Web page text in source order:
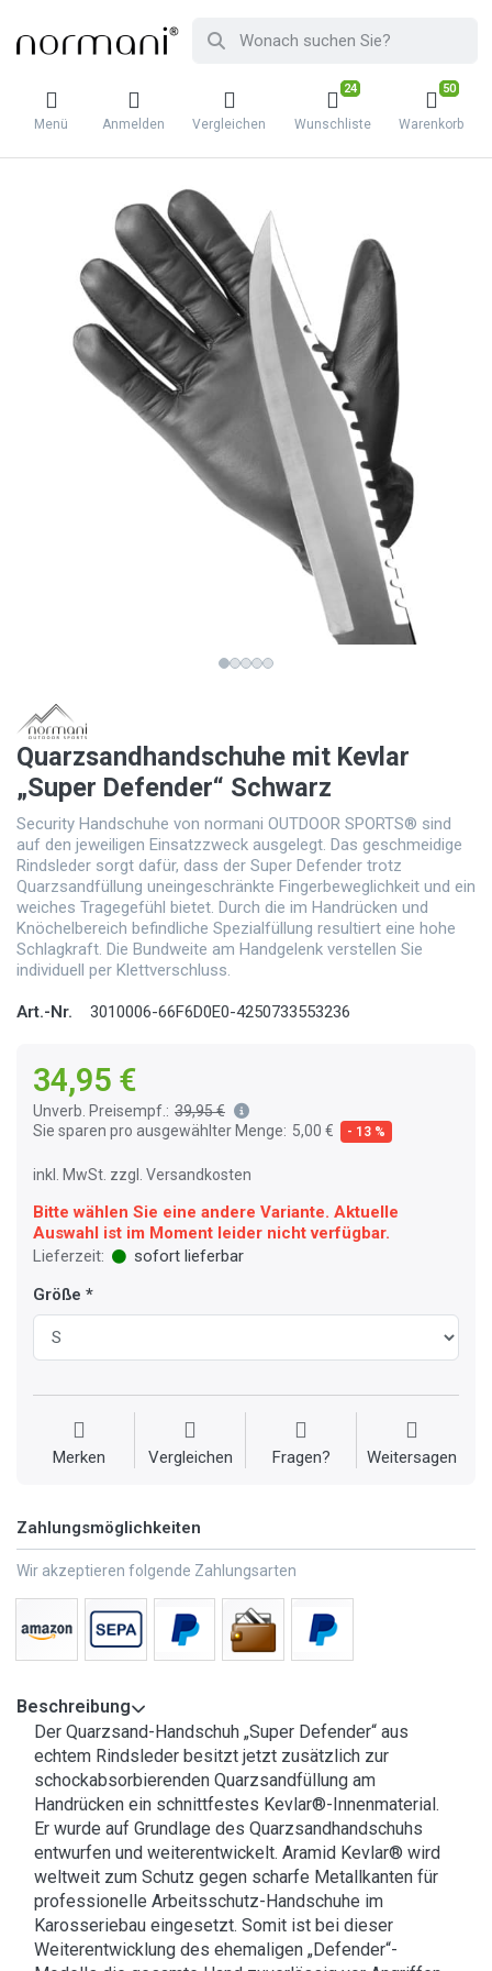
Menü Anmelden Vergleichen
24
Wunschliste
50
Warenkorb
Quarzsandhandschuhe mit Kevlar
„Super Defender“ Schwarz
Security Handschuhe von normani OUTDOOR SPORTS® sind
auf den jeweiligen Einsatzzweck ausgelegt. Das geschmeidige
Rindsleder sorgt dafür, dass der Super Defender trotz
Quarzsandfüllung uneingeschränkte Fingerbeweglichkeit und ein
weiches Tragegefühl bietet. Durch die im Handrücken und
Knöchelbereich befindliche Spezialfüllung resultiert eine hohe
Schlagkraft. Die Bundweite am Handgelenk verstellen Sie
individuell per Klettverschluss.
Art.-Nr. 3010006-66F6D0E0-4250733553236
34,95 €
Unverb. Preisempf.: 39,95 €
Sie sparen pro ausgewählter Menge: 5,00 € - 13 %
inkl. MwSt. zzgl. Versandkosten
Bitte wählen Sie eine andere Variante. Aktuelle
Auswahl ist im Moment leider nicht verfügbar.
Lieferzeit:
sofort lieferbar
Größe
Merken Vergleichen Fragen? Weitersagen
Zahlungsmöglichkeiten
Wir akzeptieren folgende Zahlungsarten
Beschreibung
Der Quarzsand-Handschuh „Super Defender“ aus
echtem Rindsleder besitzt jetzt zusätzlich zur
schockabsorbierenden Quarzsandfüllung am
Handrücken ein schnittfestes Kevlar®-Innenmaterial.
Er wurde auf Grundlage des Quarzsandhandschuhs
entwurfen und weiterentwickelt. Aramid Kevlar® wird
weltweit zum Schutz gegen scharfe Metallkanten für
professionelle Arbeitsschutz-Handschuhe im
Karosseriebau eingesetzt. Somit ist bei dieser
Weiterentwicklung des ehemaligen „Defender“-